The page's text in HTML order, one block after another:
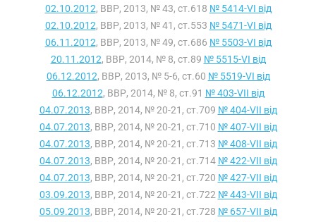
02.10.2012, ВВР, 2013, № 43, ст.618 № 5414-VI від
02.10.2012, ВВР, 2013, № 41, ст.553 № 5471-VI від
06.11.2012, ВВР, 2013, № 49, ст.686 № 5503-VI від
20.11.2012, ВВР, 2014, № 8, ст.89 № 5515-VI від
06.12.2012, ВВР, 2013, № 5-6, ст.60 № 5519-VI від
06.12.2012, ВВР, 2014, № 8, ст.91 № 403-VII від
04.07.2013, ВВР, 2014, № 20-21, ст.709 № 404-VII від
04.07.2013, ВВР, 2014, № 20-21, ст.710 № 407-VII від
04.07.2013, ВВР, 2014, № 20-21, ст.713 № 408-VII від
04.07.2013, ВВР, 2014, № 20-21, ст.714 № 422-VII від
04.07.2013, ВВР, 2014, № 20-21, ст.720 № 427-VII від
03.09.2013, ВВР, 2014, № 20-21, ст.722 № 443-VII від
05.09.2013, ВВР, 2014, № 20-21, ст.728 № 657-VII від